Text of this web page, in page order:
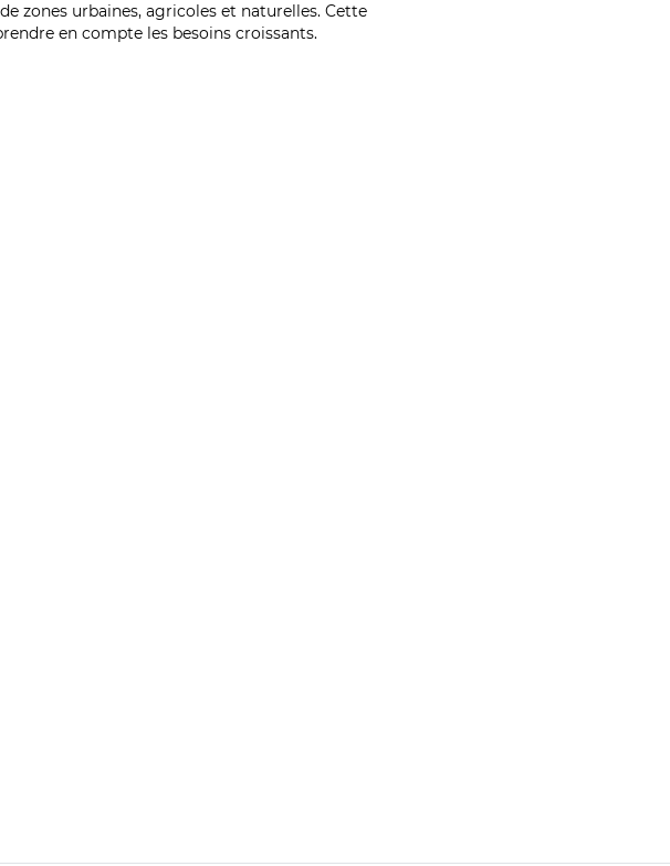
zones urbaines, agricoles et naturelles. Cette
en compte les besoins croissants.